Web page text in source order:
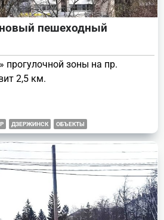
пешеходный
прогулочной зоны на пр.
2,5 км.
ДЗЕРЖИНСК ОБЪЕКТЫ